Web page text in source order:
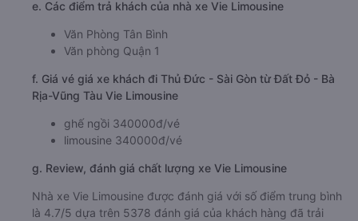
e. Các điểm trả khách của nhà xe Vie Limousine
Văn Phòng Tân Bình
Văn phòng Quận 1
f. Giá vé giá xe khách đi Thủ Đức - Sài Gòn từ Đất Đỏ - Bà
Rịa-Vũng Tàu Vie Limousine
ghế ngồi 340000đ/vé
limousine 340000đ/vé
g. Review, đánh giá chất lượng xe Vie Limousine
Nhà xe Vie Limousine được đánh giá với số điểm trung bình
là 4.7/5 dựa trên 5378 đánh giá của khách hàng đã trải